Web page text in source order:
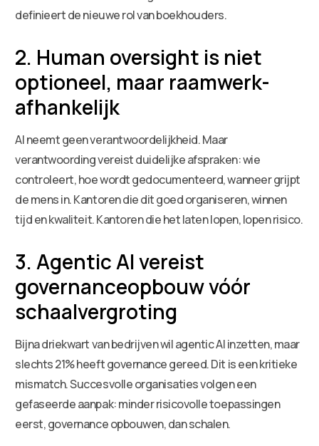
definieert de nieuwe rol van boekhouders.
2. Human oversight is niet
optioneel, maar raamwerk-
afhankelijk
AI neemt geen verantwoordelijkheid. Maar
verantwoording vereist duidelijke afspraken: wie
controleert, hoe wordt gedocumenteerd, wanneer grijpt
de mens in. Kantoren die dit goed organiseren, winnen
tijd en kwaliteit. Kantoren die het laten lopen, lopen risico.
3. Agentic AI vereist
governanceopbouw vóór
schaalvergroting
Bijna driekwart van bedrijven wil agentic AI inzetten, maar
slechts 21% heeft governance gereed. Dit is een kritieke
mismatch. Succesvolle organisaties volgen een
gefaseerde aanpak: minder risicovolle toepassingen
eerst, governance opbouwen, dan schalen.